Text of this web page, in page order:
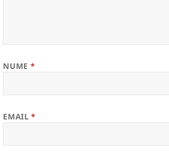
NUME *
EMAIL*